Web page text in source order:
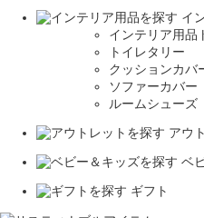
イ
インテリア用品
トイレタリー
クッションカバ
ソファーカバー
ルームシューズ
アウ
ベ
ギフト